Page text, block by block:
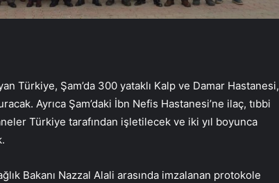
Türkiye, Şam’da 300 yataklı Kalp ve Damar Hastanesi,
Ayrıca Şam’daki İbn Nefis Hastanesi’ne ilaç, tıbbi
Türkiye tarafından işletilecek ve iki yıl boyunca
Bakanı Nazzal Alali arasında imzalanan protokole